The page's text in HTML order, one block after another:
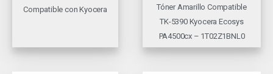
Compatible con Kyocera
Tóner Amarillo Compatible
TK-5390 Kyocera Ecosys
PA4500cx – 1T02Z1BNL0